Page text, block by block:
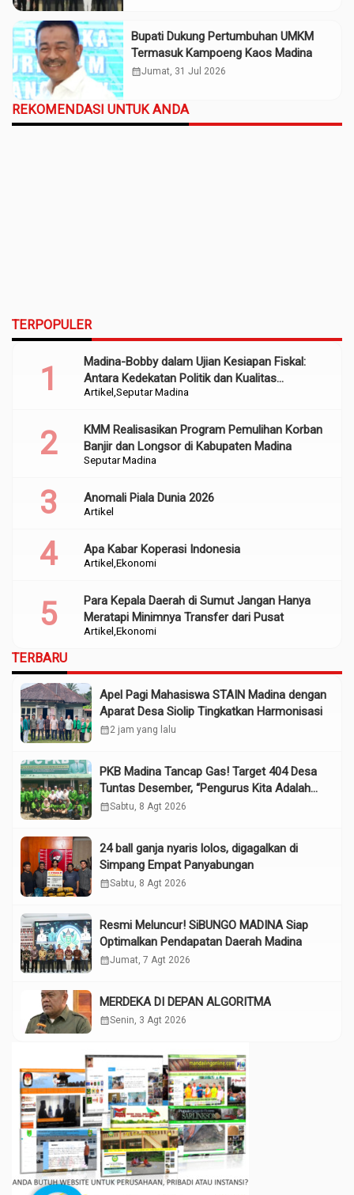
Bupati Dukung Pertumbuhan UMKM
Termasuk Kampoeng Kaos Madina
calendar_monthJumat, 31 Jul 2026
REKOMENDASI UNTUK ANDA
TERPOPULER
Artikel Seputar Madina
Madina-Bobby dalam Ujian Kesiapan Fiskal:
Antara Kedekatan Politik dan Kualitas
Perencanaan
Seputar Madina
KMM Realisasikan Program Pemulihan Korban
Banjir dan Longsor di Kabupaten Madina
Artikel
Anomali Piala Dunia 2026
Artikel Ekonomi
Apa Kabar Koperasi Indonesia
Artikel Ekonomi
Para Kepala Daerah di Sumut Jangan Hanya
Meratapi Minimnya Transfer dari Pusat
TERBARU
Apel Pagi Mahasiswa STAIN Madina dengan
Aparat Desa Siolip Tingkatkan Harmonisasi
calendar_month2 jam yang lalu
PKB Madina Tancap Gas! Target 404 Desa
Tuntas Desember, “Pengurus Kita Adalah
Tokoh”
calendar_monthSabtu, 8 Agt 2026
24 ball ganja nyaris lolos, digagalkan di
Simpang Empat Panyabungan
calendar_monthSabtu, 8 Agt 2026
Resmi Meluncur! SiBUNGO MADINA Siap
Optimalkan Pendapatan Daerah Madina
calendar_monthJumat, 7 Agt 2026
MERDEKA DI DEPAN ALGORITMA
calendar_monthSenin, 3 Agt 2026